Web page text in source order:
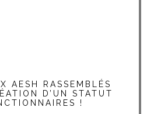
AESH RASSEMBLÉS
D’UN STATUT
!